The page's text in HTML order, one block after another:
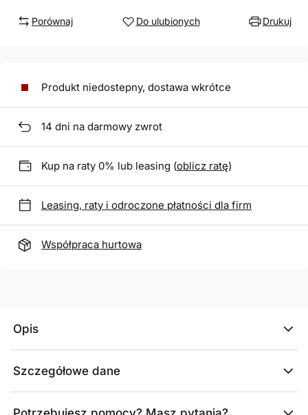
Porównaj Do ulubionych Drukuj
Produkt niedostepny, dostawa wkrótce
14 dni na darmowy zwrot
Kup na raty 0% lub leasing (oblicz ratę)
Leasing, raty i odroczone płatności dla firm
Współpraca hurtowa
Opis
Szczegółowe dane